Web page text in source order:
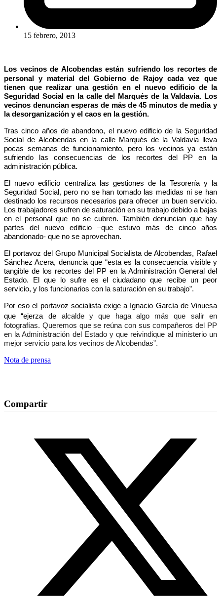
15 febrero, 2013
Los vecinos de Alcobendas están sufriendo los recortes de
personal y material del Gobierno de Rajoy cada vez que
tienen que realizar una gestión en el nuevo edificio de la
Seguridad Social en la calle del Marqués de la Valdavia. Los
vecinos denuncian esperas de más de 45 minutos de media y
la desorganización y el caos en la gestión.
Tras cinco años de abandono, el nuevo edificio de la Seguridad
Social de Alcobendas en la calle Marqués de la Valdavia lleva
pocas semanas de funcionamiento, pero los vecinos ya están
sufriendo las consecuencias de los recortes del PP en la
administración pública.
El nuevo edificio centraliza las gestiones de la Tesorería y la
Seguridad Social, pero no se han tomado las medidas ni se han
destinado los recursos necesarios para ofrecer un buen servicio.
Los trabajadores sufren de saturación en su trabajo debido a bajas
en el personal que no se cubren. También denuncian que hay
partes del nuevo edificio –que estuvo más de cinco años
abandonado- que no se aprovechan.
El portavoz del Grupo Municipal Socialista de Alcobendas, Rafael
Sánchez Acera, denuncia que “esta es la consecuencia visible y
tangible de los recortes del PP en la Administración General del
Estado. El que lo sufre es el ciudadano que recibe un peor
servicio, y los funcionarios con la saturación en su trabajo”.
Por eso el portavoz socialista exige a Ignacio García de Vinuesa
que “ejerza de
alcalde y que haga algo más que salir en
fotografías. Queremos que se reúna con sus compañeros del PP
en la Administración del Estado y que reivindique al ministerio un
mejor servicio para los vecinos de Alcobendas”.
Nota de prensa
Compartir